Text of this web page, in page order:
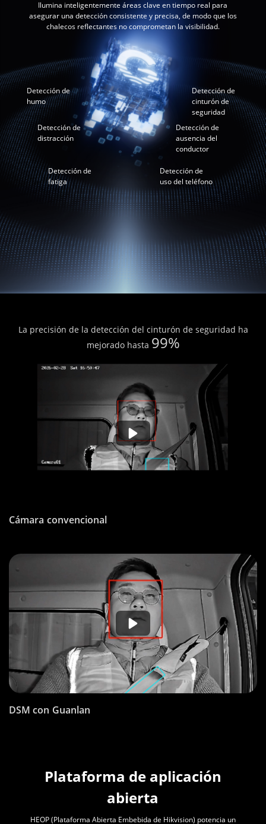
Ilumina inteligentemente áreas clave en tiempo real para
asegurar una detección consistente y precisa, de modo que los
chalecos reflectantes no comprometan la visibilidad.
Detección de
humo
Detección de
distracción
Detección de
fatiga
Detección de
cinturón de
seguridad
Detección de
ausencia del
conductor
Detección de
uso del teléfono
La precisión de la detección del cinturón de seguridad ha
mejorado hasta 99%
Cámara convencional
DSM con Guanlan
Plataforma de aplicación
abierta
HEOP (Plataforma Abierta Embebida de Hikvision) potencia un